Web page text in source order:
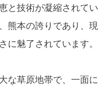
と技術が凝縮されてい
熊本の誇りであり、現
魅了されています。
な草原地帯で、一面に